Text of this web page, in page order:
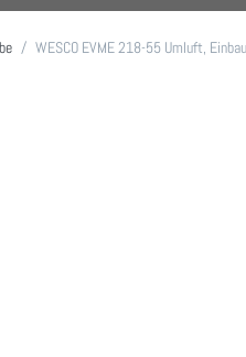
WESCO EVME 218-55 Umluft,